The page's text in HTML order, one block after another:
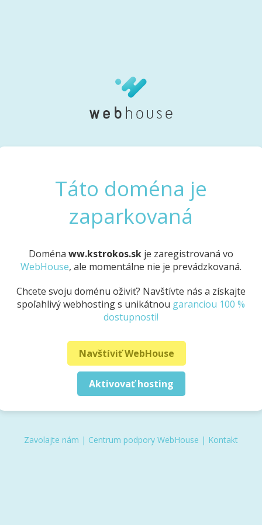
Táto doména je
zaparkovaná
Doména ww.kstrokos.sk je zaregistrovaná vo
WebHouse, ale momentálne nie je prevádzkovaná.
Chcete svoju doménu oživiť? Navštívte nás a získajte
spoľahlivý webhosting s unikátnou garanciou 100 %
dostupnosti!
Navštíviť WebHouse
Aktivovať hosting
Zavolajte nám | Centrum podpory WebHouse | Kontakt